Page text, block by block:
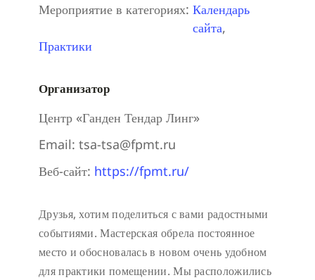
Мероприятие в категориях: Календарь
сайта,
Практики
Организатор
Центр «Ганден Тендар Линг»
Email: tsa-tsa@fpmt.ru
Веб-сайт: https://fpmt.ru/
Друзья, хотим поделиться с вами радостными
событиями. Мастерская обрела постоянное
место и обосновалась в новом очень удобном
для практики помещении. Мы расположились